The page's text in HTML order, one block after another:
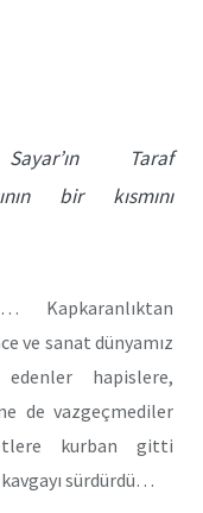
Taraf
bir kısmını
Kapkaranlıktan
ve sanat dünyamız
hapislere,
de vazgeçmediler
kurban gitti
sürdürdü…